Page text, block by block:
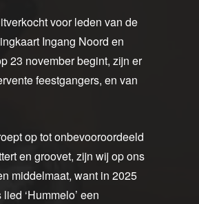
voor leden van de
Ingang Noord en
23 november begint, zijn er
feestgangers, en van
op tot onbevooroordeeld
en groovet, zijn wij op ons
middelmaat, want in 2025
‘Hummelo’ een